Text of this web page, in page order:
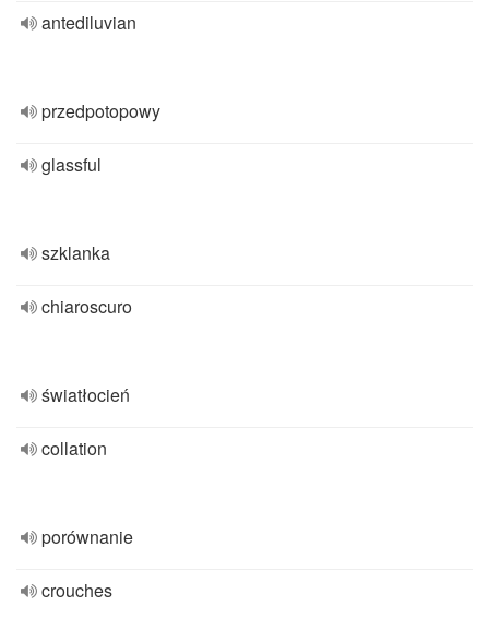
antediluvian
przedpotopowy
glassful
szklanka
chiaroscuro
światłocień
collation
porównanie
crouches